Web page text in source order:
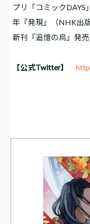
プリ「コミック
年『発現』（NHK出
新刊『追憶の烏』発売
【公式Twitter】